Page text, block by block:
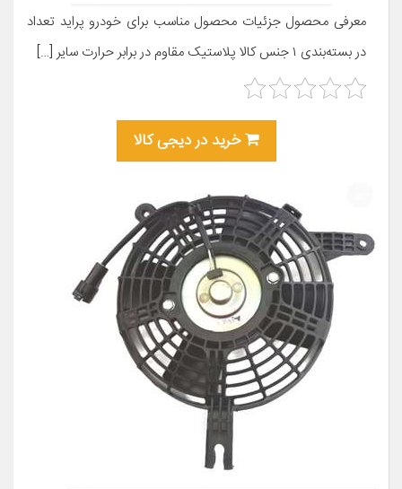
معرفی محصول جزئیات محصول مناسب برای خودرو پراید تعداد
در بسته‌بندی ۱ جنس کالا پلاستیک مقاوم در برابر حرارت سایر […]
خرید در دیجی کالا